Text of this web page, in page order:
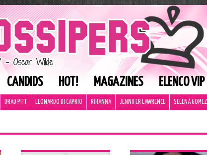
CANDIDS HOT! MAGAZINES ELENCO VIP
BRAD PITT LEONARDO DI CAPRIO RIHANNA JENNIFER LAWRENCE SELENA GOMEZ